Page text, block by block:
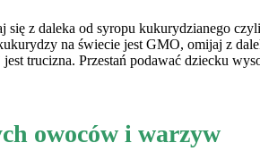
się z daleka od syropu kukurydzianego
na świecie jest GMO, omijaj z
trucizna. Przestań podawać dziecku
owoców i warzyw